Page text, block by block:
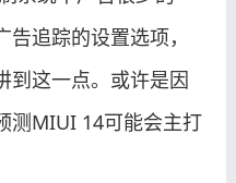
追踪的设置选项，
到这一点。或许是因
测MIUI 14可能会主打